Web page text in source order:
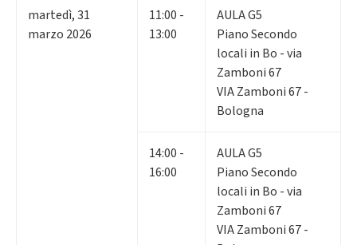
martedì,31
marzo 2026
11:00 -
13:00
AULA G5
Piano Secondo
locali in Bo - via
Zamboni 67
VIA Zamboni 67 -
Bologna
14:00 -
16:00
AULA G5
Piano Secondo
locali in Bo - via
Zamboni 67
VIA Zamboni 67 -